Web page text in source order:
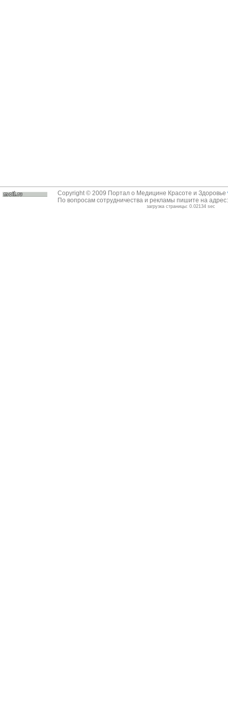
Copyright © 2009 Портал о Медицине Красоте и Здоровье
По вопросам сотрудничества и рекламы пишите на
загрузка страницы: 0.02134 sec